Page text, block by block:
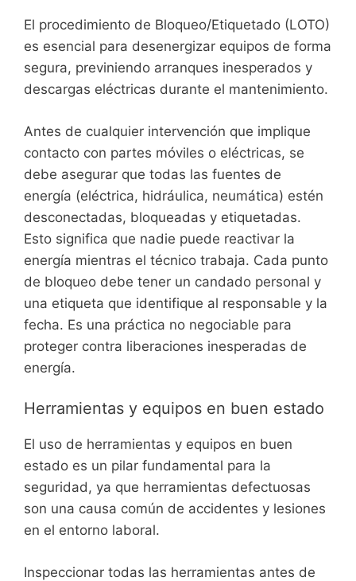
El procedimiento de Bloqueo/Etiquetado (LOTO)
es esencial para desenergizar equipos de forma
segura, previniendo arranques inesperados y
descargas eléctricas durante el mantenimiento.
Antes de cualquier intervención que implique
contacto con partes móviles o eléctricas, se
debe asegurar que todas las fuentes de
energía (eléctrica, hidráulica, neumática) estén
desconectadas, bloqueadas y etiquetadas.
Esto significa que nadie puede reactivar la
energía mientras el técnico trabaja. Cada punto
de bloqueo debe tener un candado personal y
una etiqueta que identifique al responsable y la
fecha. Es una práctica no negociable para
proteger contra liberaciones inesperadas de
energía.
Herramientas y equipos en buen estado
El uso de herramientas y equipos en buen
estado es un pilar fundamental para la
seguridad, ya que herramientas defectuosas
son una causa común de accidentes y lesiones
en el entorno laboral.
Inspeccionar todas las herramientas antes de